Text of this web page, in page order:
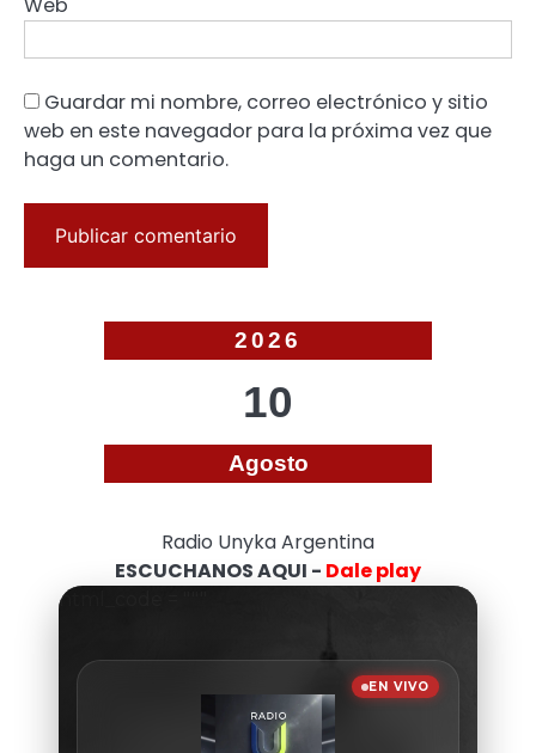
Web
Guardar mi nombre, correo electrónico y sitio
web en este navegador para la próxima vez que
haga un comentario.
2026
10
Agosto
Radio Unyka Argentina
ESCUCHANOS AQUI - Dale play